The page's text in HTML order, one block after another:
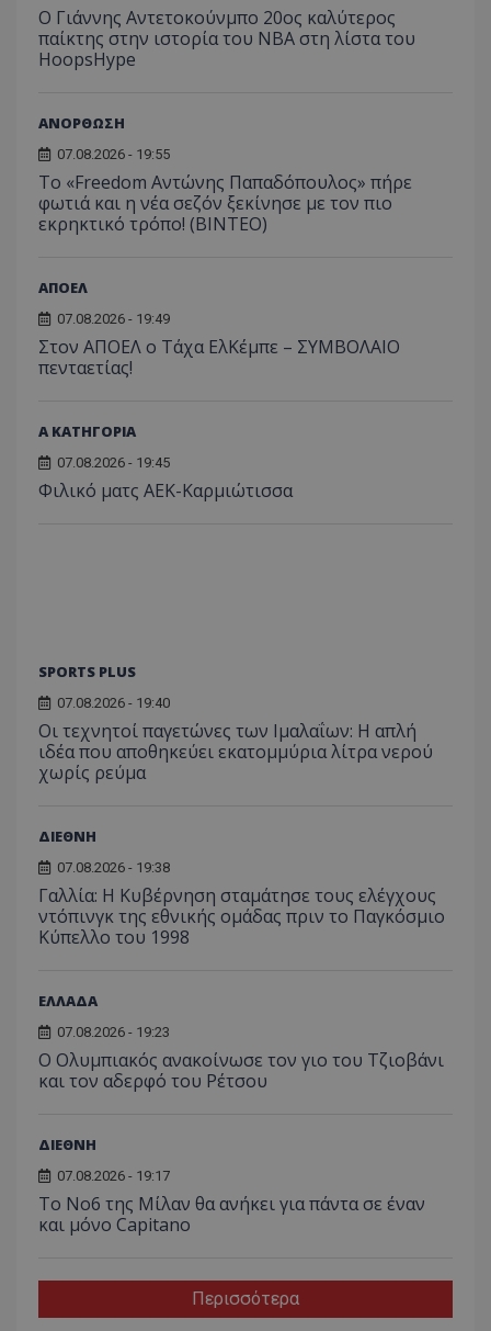
Ο Γιάννης Αντετοκούνμπο 20ος καλύτερος
παίκτης στην ιστορία του NBA στη λίστα του
HoopsHype
ΑΝΟΡΘΩΣΗ
07.08.2026 - 19:55
Το «Freedom Αντώνης Παπαδόπουλος» πήρε
φωτιά και η νέα σεζόν ξεκίνησε με τον πιο
εκρηκτικό τρόπο! (ΒΙΝΤΕΟ)
ΑΠΟΕΛ
07.08.2026 - 19:49
Στον ΑΠΟΕΛ ο Τάχα ΕλΚέμπε – ΣΥΜΒΟΛΑΙΟ
πενταετίας!
Α ΚΑΤΗΓΟΡΙΑ
07.08.2026 - 19:45
Φιλικό ματς ΑΕΚ-Καρμιώτισσα
SPORTS PLUS
07.08.2026 - 19:40
Οι τεχνητοί παγετώνες των Ιμαλαΐων: Η απλή
ιδέα που αποθηκεύει εκατομμύρια λίτρα νερού
χωρίς ρεύμα
ΔΙΕΘΝΗ
07.08.2026 - 19:38
Γαλλία: Η Κυβέρνηση σταμάτησε τους ελέγχους
ντόπινγκ της εθνικής ομάδας πριν το Παγκόσμιο
Κύπελλο του 1998
ΕΛΛΑΔΑ
07.08.2026 - 19:23
Ο Ολυμπιακός ανακοίνωσε τον γιο του Τζιοβάνι
και τον αδερφό του Ρέτσου
ΔΙΕΘΝΗ
07.08.2026 - 19:17
Το No6 της Μίλαν θα ανήκει για πάντα σε έναν
και μόνο Capitano
Περισσότερα